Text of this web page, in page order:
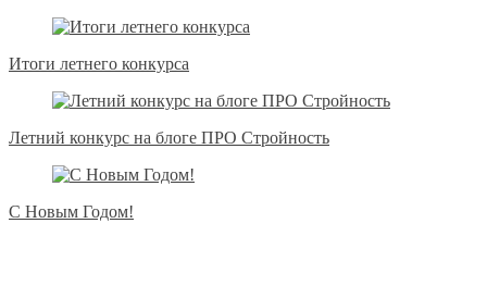
Итоги летнего конкурса
Летний конкурс на блоге ПРО Стройность
С Новым Годом!